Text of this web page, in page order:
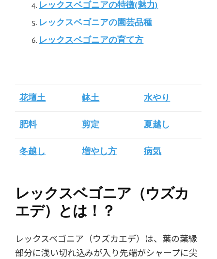
レックスベゴニアの特徴(魅力)
レックスベゴニアの園芸品種
レックスベゴニアの育て方
花壇土 鉢土 水やり
肥料 剪定 夏越し
冬越し 増やし方 病気
レックスベゴニア（ウズカ
エデ）とは！？
レックスベゴニア（ウズカエデ）は、葉の葉縁
部分に浅い切れ込みが入り先端がシャープに尖